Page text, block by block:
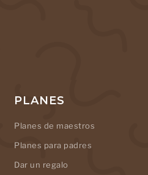
PLANES
Planes de maestros
Planes para padres
Dar un regalo